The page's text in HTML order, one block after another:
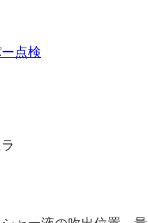
点検